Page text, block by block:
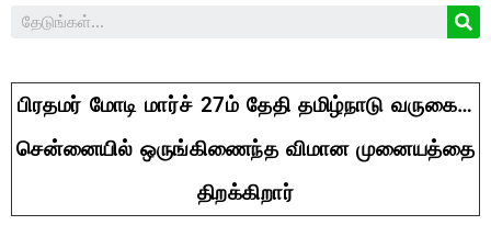
பிரதமர் மோடி மார்ச் 27ம் தேதி தமிழ்நாடு வருகை…
சென்னையில் ஒருங்கிணைந்த விமான முனையத்தை
திறக்கிறார்